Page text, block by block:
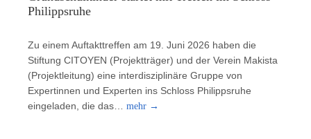
Philippsruhe
Zu einem Auftakttreffen am 19. Juni 2026 haben die
Stiftung CITOYEN (Projektträger) und der Verein Makista
(Projektleitung) eine interdisziplinäre Gruppe von
Expertinnen und Experten ins Schloss Philippsruhe
eingeladen, die das… mehr →